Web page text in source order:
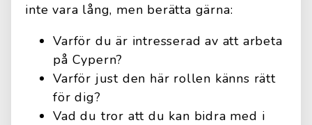
inte vara lång, men berätta gärna:
Varför du är intresserad av att arbeta
på Cypern?
Varför just den här rollen känns rätt
för dig?
Vad du tror att du kan bidra med i